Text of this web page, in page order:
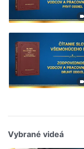
Vybrané videá